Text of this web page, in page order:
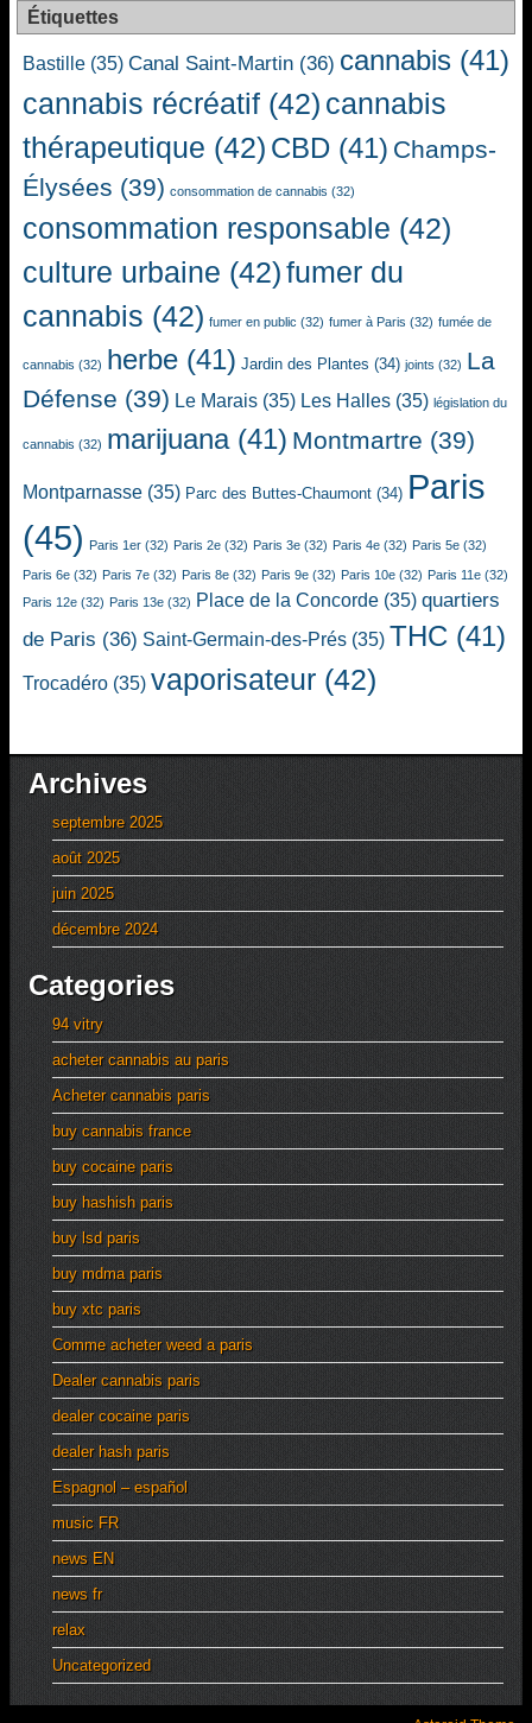
Étiquettes
Bastille (35) Canal Saint-Martin (36) cannabis (41)
cannabis récréatif (42) cannabis
thérapeutique (42) CBD (41) Champs-
Élysées (39) consommation de cannabis (32)
consommation responsable (42)
culture urbaine (42)fumer du
cannabis (42) fumer en public (32) fumer à Paris (32) fumée de
cannabis (32) herbe (41) Jardin des Plantes (34) joints (32) La
Défense (39) Le Marais (35) Les Halles (35) législation du
cannabis (32) marijuana(41) Montmartre (39)
Montparnasse (35) Parc des Buttes-Chaumont (34) Paris
(45) Paris 1er (32) Paris 2e (32) Paris 3e (32) Paris 4e (32) Paris 5e (32)
Paris 6e (32) Paris 7e (32) Paris 8e (32) Paris 9e (32) Paris 10e (32) Paris 11e (32)
Paris 12e (32) Paris 13e (32) Place de la Concorde (35) quartiers
de Paris (36) Saint-Germain-des-Prés (35) THC (41)
Trocadéro (35) vaporisateur (42)
Archives
septembre 2025
août 2025
juin 2025
décembre 2024
Categories
94 vitry
acheter cannabis au paris
Acheter cannabis paris
buy cannabis france
buy cocaine paris
buy hashish paris
buy lsd paris
buy mdma paris
buy xtc paris
Comme acheter weed a paris
Dealer cannabis paris
dealer cocaine paris
dealer hash paris
Espagnol – español
music FR
news EN
news fr
relax
Uncategorized